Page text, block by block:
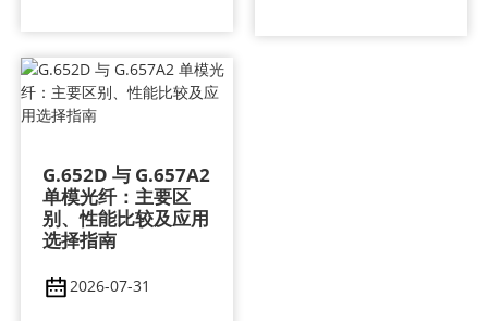
G.652D 与 G.657A2
单模光纤：主要区
别、性能比较及应用
选择指南
2026-07-31